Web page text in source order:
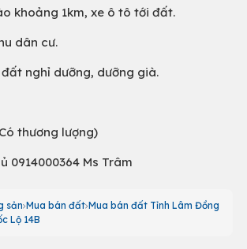
khoảng 1km, xe ô tô tới đất.
dân cư.
nghỉ dưỡng, dưỡng già.
thương lượng)
0914000364 Ms Trâm
sản Mua bán đất Mua bán đất Tỉnh Lâm Đồng
Lộ 14B